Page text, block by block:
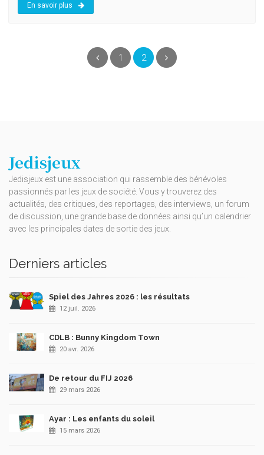
En savoir plus
Précédent
1 2(current)Suivant
Jedisjeux
Jedisjeux est une association qui rassemble des bénévoles
passionnés par les jeux de société. Vous y trouverez des
actualités, des critiques, des reportages, des interviews, un forum
de discussion, une grande base de données ainsi qu’un calendrier
avec les principales dates de sortie des jeux.
Derniers articles
Spiel des Jahres 2026 : les résultats
12 juil. 2026
CDLB : Bunny Kingdom Town
20 avr. 2026
De retour du FIJ 2026
29 mars 2026
Ayar : Les enfants du soleil
15 mars 2026